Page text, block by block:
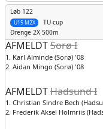
Løb 122
TU-cup
U15 M2X
Drenge 2X 500m
AFMELDTSorø I
1. Karl Alminde (Sorø) '08
2. Aidan Mingo (Sorø) '08
AFMELDTHadsund I
1. Christian Sindre Bech
2. Frederik Aksel Holmriis